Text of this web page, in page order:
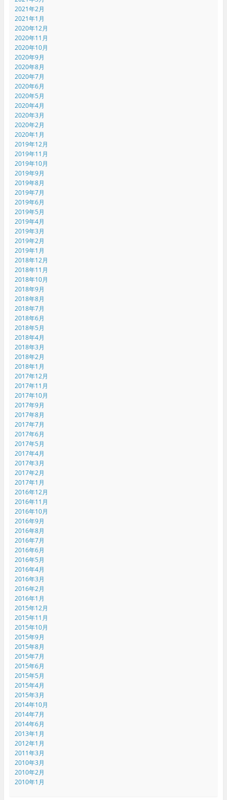
2021年2月
2021年1月
2020年12月
2020年11月
2020年10月
2020年9月
2020年8月
2020年7月
2020年6月
2020年5月
2020年4月
2020年3月
2020年2月
2020年1月
2019年12月
2019年11月
2019年10月
2019年9月
2019年8月
2019年7月
2019年6月
2019年5月
2019年4月
2019年3月
2019年2月
2019年1月
2018年12月
2018年11月
2018年10月
2018年9月
2018年8月
2018年7月
2018年6月
2018年5月
2018年4月
2018年3月
2018年2月
2018年1月
2017年12月
2017年11月
2017年10月
2017年9月
2017年8月
2017年7月
2017年6月
2017年5月
2017年4月
2017年3月
2017年2月
2017年1月
2016年12月
2016年11月
2016年10月
2016年9月
2016年8月
2016年7月
2016年6月
2016年5月
2016年4月
2016年3月
2016年2月
2016年1月
2015年12月
2015年11月
2015年10月
2015年9月
2015年8月
2015年7月
2015年6月
2015年5月
2015年4月
2015年3月
2014年10月
2014年7月
2014年6月
2013年1月
2012年1月
2011年3月
2010年3月
2010年2月
2010年1月